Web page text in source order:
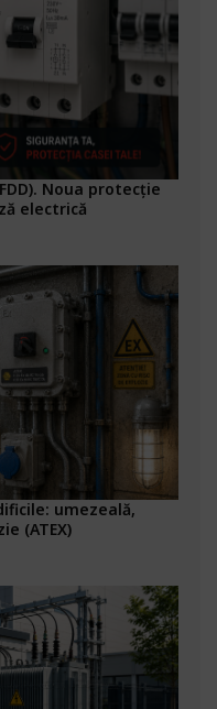
Noua protecție
electrică
umezeală,
(ATEX)